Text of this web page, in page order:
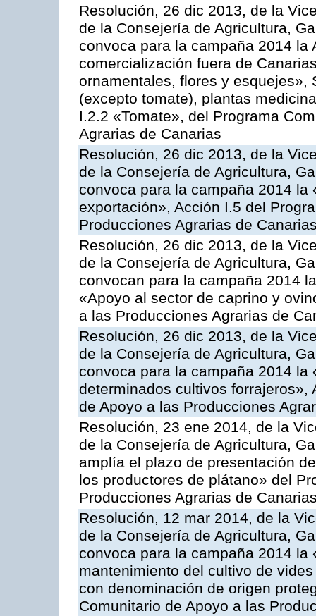
Resolución, 26 dic 2013, de la
de la Consejería de Agricultura,
convoca para la campaña 2014 la
comercialización fuera de
ornamentales, flores y esquejes»,
(excepto tomate), plantas
I.2.2 «Tomate», del Programa
Agrarias de Canarias
Resolución, 26 dic 2013, de la
de la Consejería de Agricultura,
convoca para la campaña 2014
exportación», Acción I.5 del
Producciones Agrarias de
Resolución, 26 dic 2013, de la
de la Consejería de Agricultura,
convocan para la campaña 2014
«Apoyo al sector de caprino y
a las Producciones Agrarias de
Resolución, 26 dic 2013, de la
de la Consejería de Agricultura,
convoca para la campaña 2014 la
determinados cultivos forrajeros»,
de Apoyo a las Producciones
Resolución, 23 ene 2014, de la
de la Consejería de Agricultura,
amplía el plazo de presentación
los productores de plátano» del
Producciones Agrarias de
Resolución, 12 mar 2014, de la
de la Consejería de Agricultura,
convoca para la campaña 2014 la
mantenimiento del cultivo de
con denominación de origen
Comunitario de Apoyo a las